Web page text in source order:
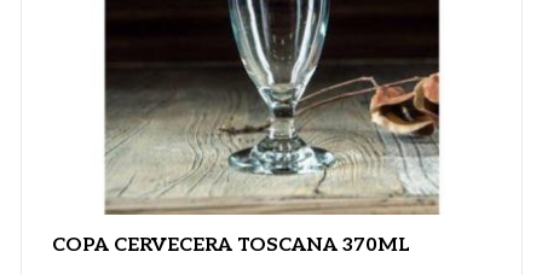
COPA CERVECERA TOSCANA 370ML